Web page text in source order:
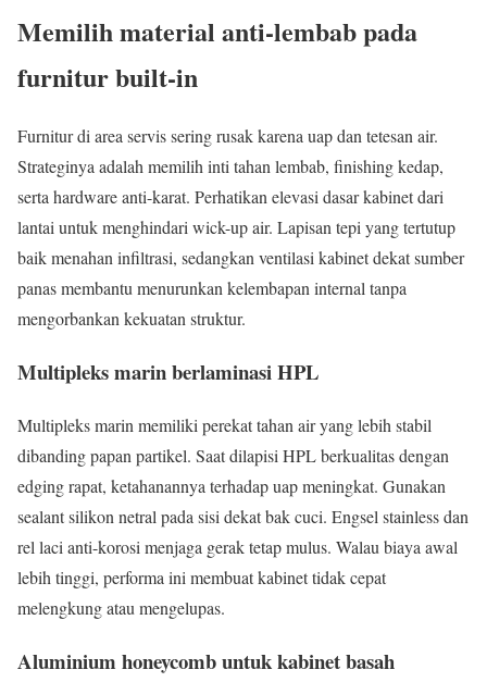
Memilih material anti-lembab pada
furnitur built-in
Furnitur di area servis sering rusak karena uap dan tetesan air.
Strateginya adalah memilih inti tahan lembab, finishing kedap,
serta hardware anti-karat. Perhatikan elevasi dasar kabinet dari
lantai untuk menghindari wick-up air. Lapisan tepi yang tertutup
baik menahan infiltrasi, sedangkan ventilasi kabinet dekat sumber
panas membantu menurunkan kelembapan internal tanpa
mengorbankan kekuatan struktur.
Multipleks marin berlaminasi HPL
Multipleks marin memiliki perekat tahan air yang lebih stabil
dibanding papan partikel. Saat dilapisi HPL berkualitas dengan
edging rapat, ketahanannya terhadap uap meningkat. Gunakan
sealant silikon netral pada sisi dekat bak cuci. Engsel stainless dan
rel laci anti-korosi menjaga gerak tetap mulus. Walau biaya awal
lebih tinggi, performa ini membuat kabinet tidak cepat
melengkung atau mengelupas.
Aluminium honeycomb untuk kabinet basah